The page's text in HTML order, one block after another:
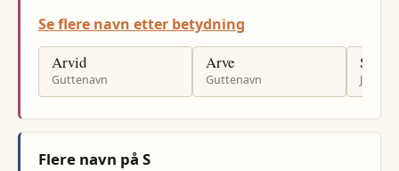
Se flere navn etter betydning
Arvid
Guttenavn
Arve
Guttenavn
Sylvi
Flere navn på S